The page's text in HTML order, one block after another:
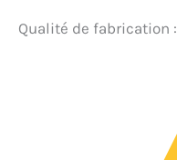
Qualité de fabrication :